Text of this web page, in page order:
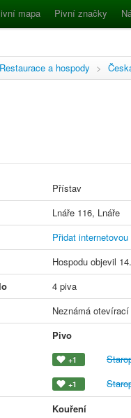
mapa Pivní značky
Restaurace a hospody >
Přístav
Lnáře 116, Lnáře
Přidat
Hospodu objevil
4 piva
Neznámá otevírací
Pivo
+1
+1
Kouření